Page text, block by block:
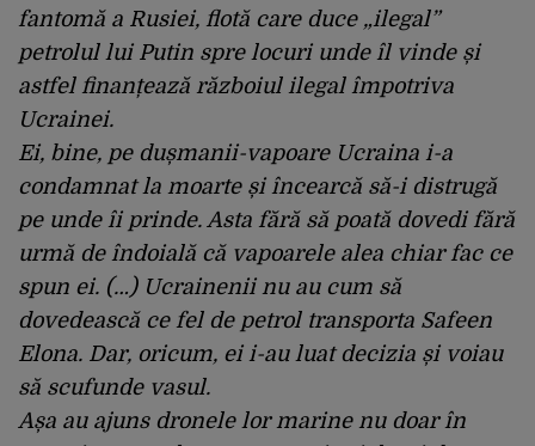
fantomă a Rusiei, flotă care duce „ilegal”
petrolul lui Putin spre locuri unde îl vinde și
astfel finanțează războiul ilegal împotriva
Ucrainei.
Ei, bine, pe dușmanii-vapoare Ucraina i-a
condamnat la moarte și încearcă să-i distrugă
pe unde îi prinde. Asta fără să poată dovedi fără
urmă de îndoială că vapoarele alea chiar fac ce
spun ei. (…) Ucrainenii nu au cum să
dovedească ce fel de petrol transporta Safeen
Elona. Dar, oricum, ei i-au luat decizia și voiau
să scufunde vasul.
Așa au ajuns dronele lor marine nu doar în